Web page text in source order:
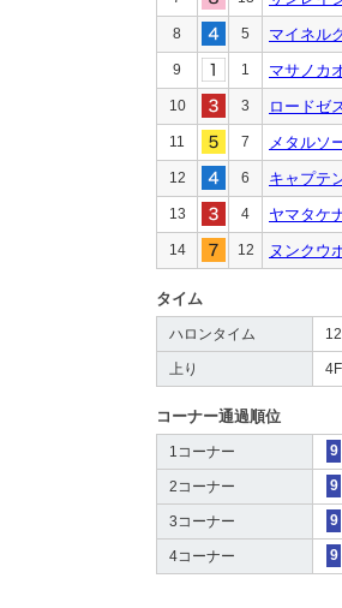
8 5 マイネル
9 1 マサノカ
10 3 ロードゼ
11 7 メタルソ
12 6 キャプテ
13 4 ヤマタケ
14 12 ヌンクウ
タイム
ハロンタイム
上り
コーナー通過順位
1コーナー 9
2コーナー 9
3コーナー 9
4コーナー 9